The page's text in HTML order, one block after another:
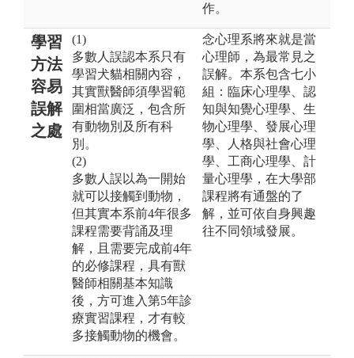
作。
學習
方法
容易
誤解
之處
(1)
多數人誤認本系只有
學習犬貓相關內容，
其實獸醫師須學習範
圍相當廣泛，包含所
有動物別及所有科
別。
(2)
多數人誤以為一開始
就可以接觸到動物，
但其實本系前4年很多
課程需要背誦及理
解，且需要完成前4年
的必修課程，具有獸
醫師相關基本知識
後，方可進入第5年診
療實習課程，才有較
多接觸動物的機會。
念心理系將來就是當
心理師，為最常見之
誤解。本系包含七小
組：臨床心理學、認
知與知覺心理學、生
物心理學、發展心理
學、人格與社會心理
學、工商心理學、計
量心理學，在大學部
課程將有通盤的了
解，並可依自身興趣
往不同領域發展。